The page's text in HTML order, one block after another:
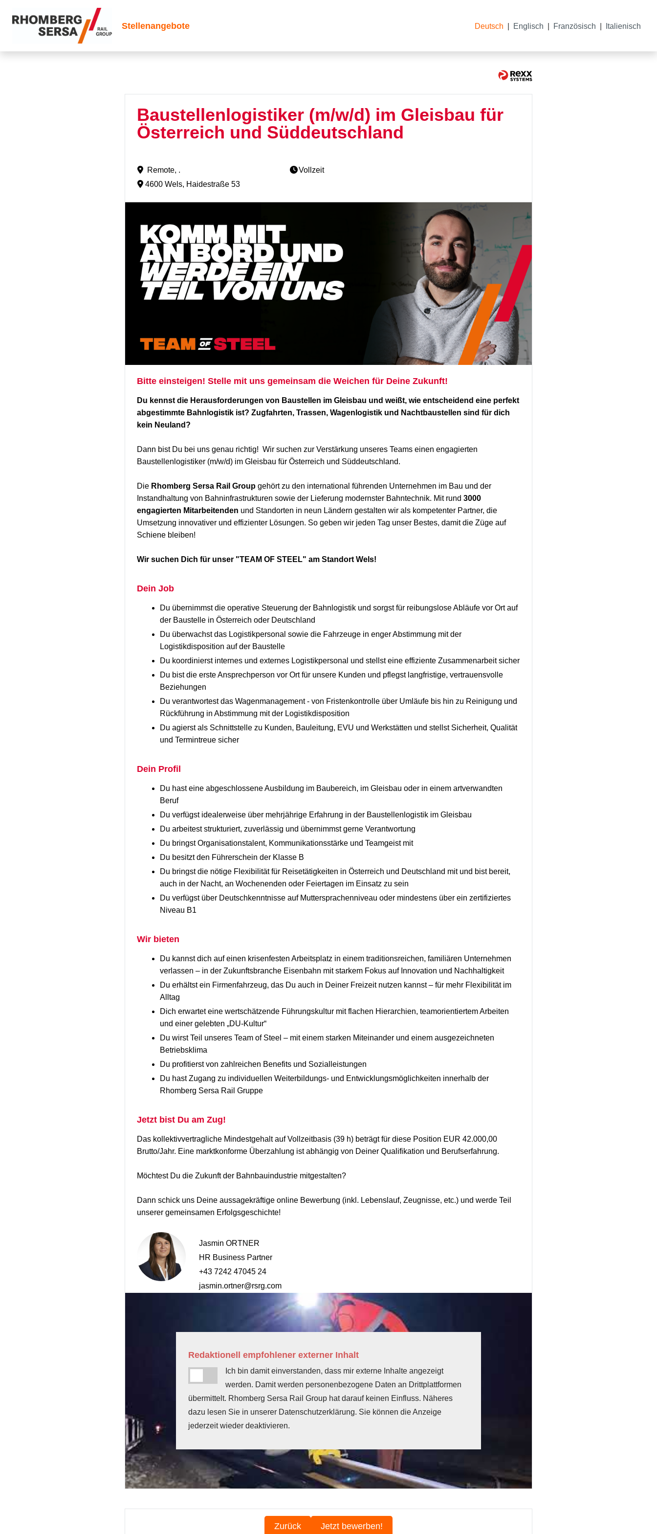
Deutsch Englisch Französisch Italienisch
Stellenangebote
Zurück Jetzt bewerben!
Baustellenlogistiker (m/w/d) im Gleisbau für
Österreich und Süddeutschland
Remote, .
4600 Wels, Haidestraße 53
Vollzeit
Bitte einsteigen! Stelle mit uns gemeinsam die Weichen für Deine Zukunft!
Du kennst die Herausforderungen von Baustellen im Gleisbau und weißt, wie entscheidend eine perfekt
abgestimmte Bahnlogistik ist? Zugfahrten, Trassen, Wagenlogistik und Nachtbaustellen sind für dich
kein Neuland?
Dann bist Du bei uns genau richtig! Wir suchen zur Verstärkung unseres Teams einen engagierten
Baustellenlogistiker (m/w/d) im Gleisbau für Österreich und Süddeutschland.
Die Rhomberg Sersa Rail Group gehört zu den international führenden Unternehmen im Bau und der
Instandhaltung von Bahninfrastrukturen sowie der Lieferung modernster Bahntechnik. Mit rund 3000
engagierten Mitarbeitenden und Standorten in neun Ländern gestalten wir als kompetenter Partner, die
Umsetzung innovativer und effizienter Lösungen. So geben wir jeden Tag unser Bestes, damit die Züge auf
Schiene bleiben!
Wir suchen Dich für unser "TEAM OF STEEL" am Standort Wels!
Dein Job
Du übernimmst die operative Steuerung der Bahnlogistik und sorgst für reibungslose Abläufe vor Ort auf
der Baustelle in Österreich oder Deutschland
Du überwachst das Logistikpersonal sowie die Fahrzeuge in enger Abstimmung mit der
Logistikdisposition auf der Baustelle
Du koordinierst internes und externes Logistikpersonal und stellst eine effiziente Zusammenarbeit sicher
Du bist die erste Ansprechperson vor Ort für unsere Kunden und pflegst langfristige, vertrauensvolle
Beziehungen
Du verantwortest das Wagenmanagement - von Fristenkontrolle über Umläufe bis hin zu Reinigung und
Rückführung in Abstimmung mit der Logistikdisposition
Du agierst als Schnittstelle zu Kunden, Bauleitung, EVU und Werkstätten und stellst Sicherheit, Qualität
und Termintreue sicher
Dein Profil
Du hast eine abgeschlossene Ausbildung im Baubereich, im Gleisbau oder in einem artverwandten
Beruf
Du verfügst idealerweise über mehrjährige Erfahrung in der Baustellenlogistik im Gleisbau
Du arbeitest strukturiert, zuverlässig und übernimmst gerne Verantwortung
Du bringst Organisationstalent, Kommunikationsstärke und Teamgeist mit
Du besitzt den Führerschein der Klasse B
Du bringst die nötige Flexibilität für Reisetätigkeiten in Österreich und Deutschland mit und bist bereit,
auch in der Nacht, an Wochenenden oder Feiertagen im Einsatz zu sein
Du verfügst über Deutschkenntnisse auf Muttersprachenniveau oder mindestens über ein zertifiziertes
Niveau B1
Wir bieten
Du kannst dich auf einen krisenfesten Arbeitsplatz in einem traditionsreichen, familiären Unternehmen
verlassen – in der Zukunftsbranche Eisenbahn mit starkem Fokus auf Innovation und Nachhaltigkeit
Du erhältst ein Firmenfahrzeug, das Du auch in Deiner Freizeit nutzen kannst – für mehr Flexibilität im
Alltag
Dich erwartet eine wertschätzende Führungskultur mit flachen Hierarchien, teamorientiertem Arbeiten
und einer gelebten „DU-Kultur“
Du wirst Teil unseres Team of Steel – mit einem starken Miteinander und einem ausgezeichneten
Betriebsklima
Du profitierst von zahlreichen Benefits und Sozialleistungen
Du hast Zugang zu individuellen Weiterbildungs- und Entwicklungsmöglichkeiten innerhalb der
Rhomberg Sersa Rail Gruppe
Jetzt bist Du am Zug!
Das kollektivvertragliche Mindestgehalt auf Vollzeitbasis (39 h) beträgt für diese Position EUR 42.000,00
Brutto/Jahr. Eine marktkonforme Überzahlung ist abhängig von Deiner Qualifikation und Berufserfahrung.
Möchtest Du die Zukunft der Bahnbauindustrie mitgestalten?
Dann schick uns Deine aussagekräftige online Bewerbung (inkl. Lebenslauf, Zeugnisse, etc.) und werde Teil
unserer gemeinsamen Erfolgsgeschichte!
Jasmin ORTNER
HR Business Partner
+43 7242 47045 24
jasmin.ortner@rsrg.com
Redaktionell empfohlener externer Inhalt
Ich bin damit einverstanden, dass mir externe Inhalte angezeigt
werden. Damit werden personenbezogene Daten an Drittplattformen
übermittelt. Rhomberg Sersa Rail Group hat darauf keinen Einfluss. Näheres
dazu lesen Sie in unserer Datenschutzerklärung. Sie können die Anzeige
jederzeit wieder deaktivieren.